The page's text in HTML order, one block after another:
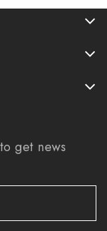
get news